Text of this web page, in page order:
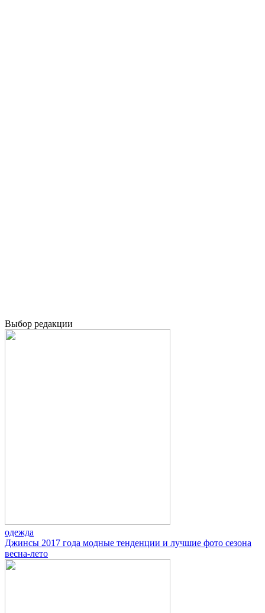
Выбор редакции
одежда
Джинсы 2017 года модные тенденции и лучшие фото сезона
весна-лето